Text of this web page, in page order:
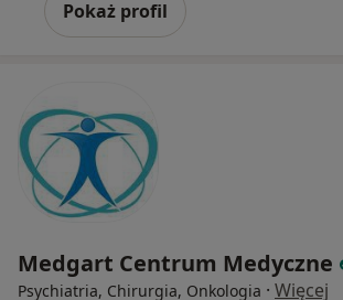
Pokaż profil
Medgart Centrum Medyczne
Psychiatria, Chirurgia, Onkologia · Więcej